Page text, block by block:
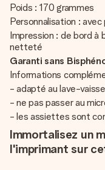
Poids : 170 grammes
Personnalisation :
Impression : de bord à
netteté
Garanti sans
Informations
- adapté au lave-
- ne pas passer au
- les assiettes sont
Immortalisez un
l'imprimant sur